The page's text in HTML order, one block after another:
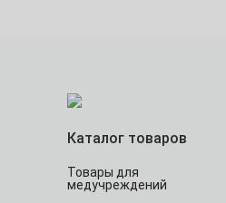
Каталог товаров
Товары для
медучреждений